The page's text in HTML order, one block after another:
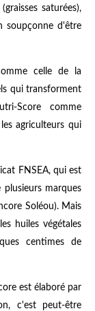
saturées),
soupçonne d'être
celle de la
qui transforment
Score comme
agriculteurs qui
FNSEA, qui est
marques
Soléou). Mais
huiles végétales
centimes de
est élaboré par
c'est peut-être